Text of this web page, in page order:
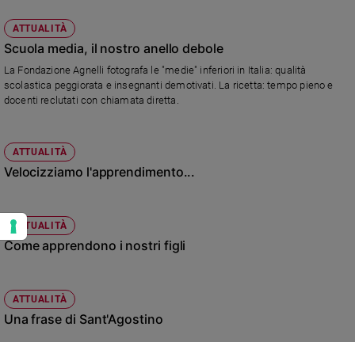
ATTUALITÀ
Scuola media, il nostro anello debole
La Fondazione Agnelli fotografa le "medie" inferiori in Italia: qualità
scolastica peggiorata e insegnanti demotivati. La ricetta: tempo pieno e
docenti reclutati con chiamata diretta.
ATTUALITÀ
Velocizziamo l'apprendimento...
ATTUALITÀ
Come apprendono i nostri figli
ATTUALITÀ
Una frase di Sant'Agostino